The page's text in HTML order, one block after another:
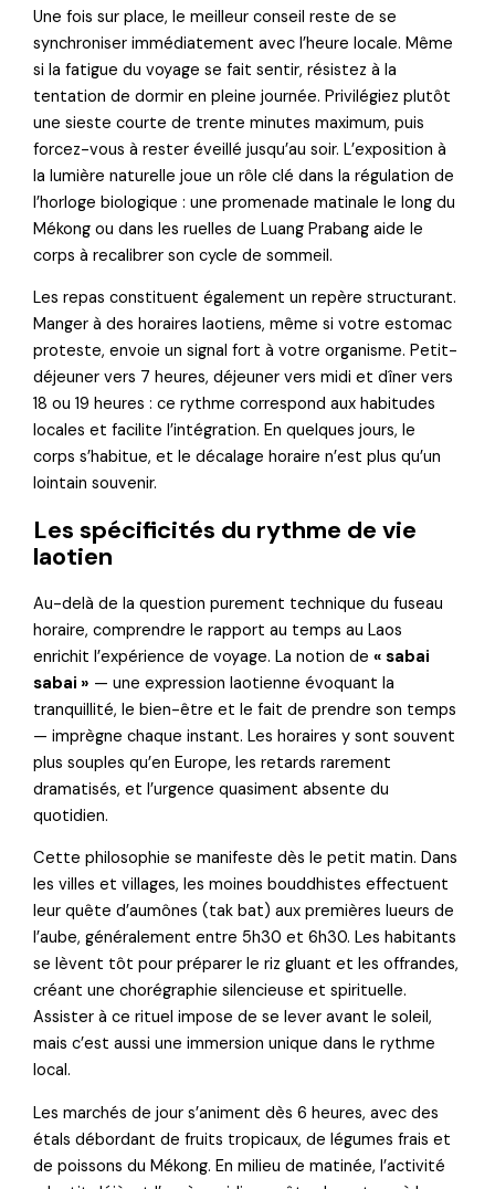
Une fois sur place, le meilleur conseil reste de se
synchroniser immédiatement avec l’heure locale. Même
si la fatigue du voyage se fait sentir, résistez à la
tentation de dormir en pleine journée. Privilégiez plutôt
une sieste courte de trente minutes maximum, puis
forcez-vous à rester éveillé jusqu’au soir. L’exposition à
la lumière naturelle joue un rôle clé dans la régulation de
l’horloge biologique : une promenade matinale le long du
Mékong ou dans les ruelles de Luang Prabang aide le
corps à recalibrer son cycle de sommeil.
Les repas constituent également un repère structurant.
Manger à des horaires laotiens, même si votre estomac
proteste, envoie un signal fort à votre organisme. Petit-
déjeuner vers 7 heures, déjeuner vers midi et dîner vers
18 ou 19 heures : ce rythme correspond aux habitudes
locales et facilite l’intégration. En quelques jours, le
corps s’habitue, et le décalage horaire n’est plus qu’un
lointain souvenir.
Les spécificités du rythme de vie
laotien
Au-delà de la question purement technique du fuseau
horaire, comprendre le rapport au temps au Laos
enrichit l’expérience de voyage. La notion de« sabai
sabai » — une expression laotienne évoquant la
tranquillité, le bien-être et le fait de prendre son temps
— imprègne chaque instant. Les horaires y sont souvent
plus souples qu’en Europe, les retards rarement
dramatisés, et l’urgence quasiment absente du
quotidien.
Cette philosophie se manifeste dès le petit matin. Dans
les villes et villages, les moines bouddhistes effectuent
leur quête d’aumônes (tak bat) aux premières lueurs de
l’aube, généralement entre 5h30 et 6h30. Les habitants
se lèvent tôt pour préparer le riz gluant et les offrandes,
créant une chorégraphie silencieuse et spirituelle.
Assister à ce rituel impose de se lever avant le soleil,
mais c’est aussi une immersion unique dans le rythme
local.
Les marchés de jour s’animent dès 6 heures, avec des
étals débordant de fruits tropicaux, de légumes frais et
de poissons du Mékong. En milieu de matinée, l’activité